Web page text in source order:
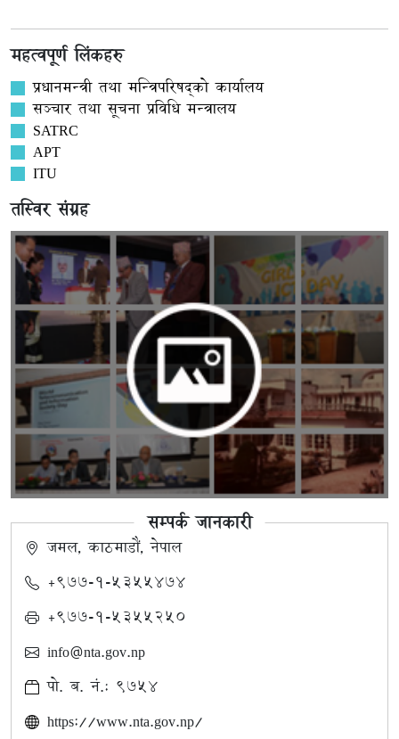
महत्वपूर्ण लिंकहरु
प्रधानमन्त्री तथा मन्त्रिपरिषद्को कार्यालय
सञ्‍चार तथा सूचना प्रविधि मन्त्रालय
SATRC
APT
ITU
तस्विर संग्रह
सम्पर्क जानकारी
जमल, काठमाडौं, नेपाल
+९७७-१-५३५५४७४
+९७७-१-५३५५२५०
info@nta.gov.np
पो. ब. नं.: ९७५४
https://www.nta.gov.np/